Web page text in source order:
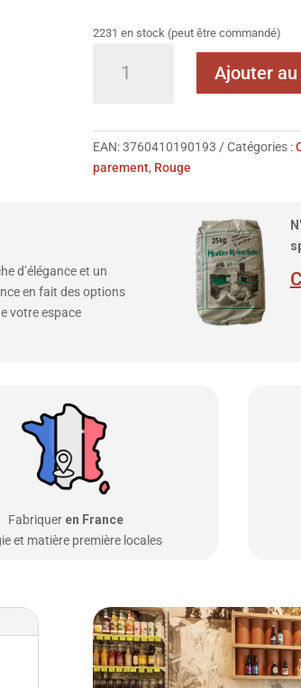
2231 en stock (peut être commandé)
Ajouter
EAN:3760410190193 Catégories :
parement, Rouge
d’élégance et un
en fait des options
votre espace
Fabriquer en France
et matière première locales